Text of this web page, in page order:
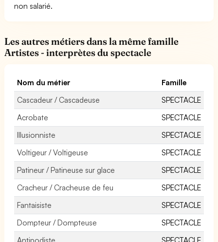
non salarié.
Les autres métiers dans la même famille
Artistes - interprètes du spectacle
Nom du métier
Famille
Cascadeur / Cascadeuse
SPECTACLE
Acrobate
SPECTACLE
Illusionniste
SPECTACLE
Voltigeur / Voltigeuse
SPECTACLE
Patineur / Patineuse sur glace
SPECTACLE
Cracheur / Cracheuse de feu
SPECTACLE
Fantaisiste
SPECTACLE
Dompteur / Dompteuse
SPECTACLE
Antipodiste
SPECTACLE